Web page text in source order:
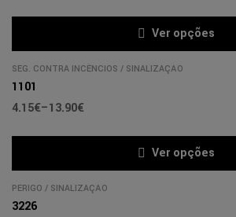
Ver opções
SEG. CONTRA INCÊNCIOS / SINALIZAÇÃO
1101
4.15€–13.90€
Ver opções
PERIGO / SINALIZAÇÃO
3226